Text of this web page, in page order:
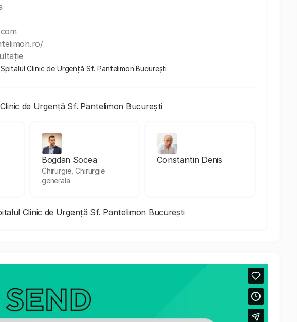
Clinic de Urgență Sf. Pantelimon București
de Urgență Sf. Pantelimon București
Bogdan Socea
Chirurgie, Chirurgie
generala
Constantin Denis
Clinic de Urgență Sf. Pantelimon București